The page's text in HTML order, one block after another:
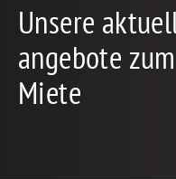
Unsere
angebote
Miete